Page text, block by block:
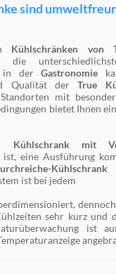
sind
Kühlschränken von
in der Gastronomie
Qualität derTrue
mit
bietet Ihnen ein
Kühlschrank mit
ist, eine Ausführung
Kühlschrank
ist bei jedem
dennoch
sehr kurz und
ist